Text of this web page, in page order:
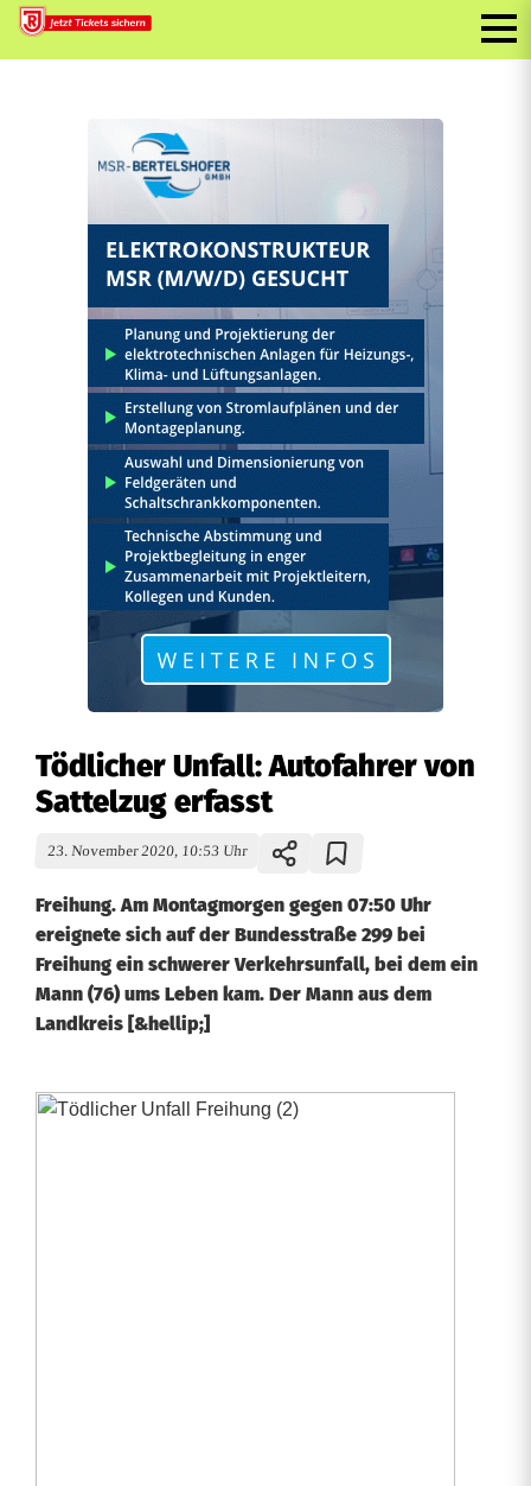
Tödlicher Unfall: Autofahrer von
Sattelzug erfasst
23. November 2020, 10:53 Uhr
Freihung. Am Montagmorgen gegen 07:50 Uhr
ereignete sich auf der Bundesstraße 299 bei
Freihung ein schwerer Verkehrsunfall, bei dem ein
Mann (76) ums Leben kam. Der Mann aus dem
Landkreis [&hellip;]
T